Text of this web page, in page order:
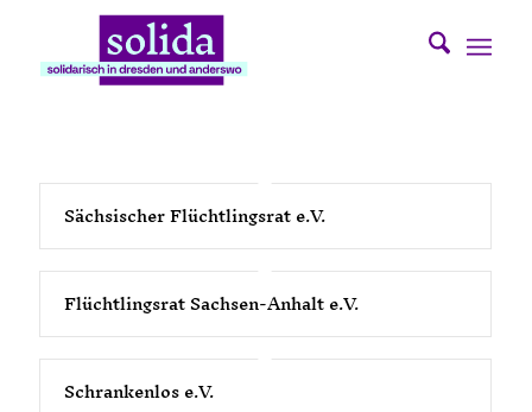
Sächsischer Flüchtlingsrat e.V.
Flüchtlingsrat Sachsen-Anhalt e.V.
Schrankenlos e.V.